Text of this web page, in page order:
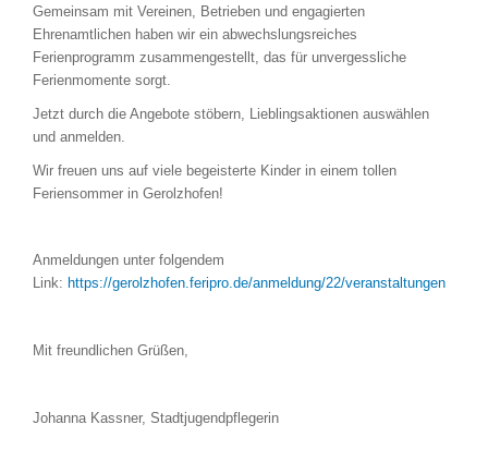
Gemeinsam mit Vereinen, Betrieben und engagierten
Ehrenamtlichen haben wir ein abwechslungsreiches
Ferienprogramm zusammengestellt, das für unvergessliche
Ferienmomente sorgt.
Jetzt durch die Angebote stöbern, Lieblingsaktionen auswählen
und anmelden.
Wir freuen uns auf viele begeisterte Kinder in einem tollen
Feriensommer in Gerolzhofen!
Anmeldungen unter folgendem
Link: https://gerolzhofen.feripro.de/anmeldung/22/veranstaltungen
Mit freundlichen Grüßen,
Johanna Kassner, Stadtjugendpflegerin